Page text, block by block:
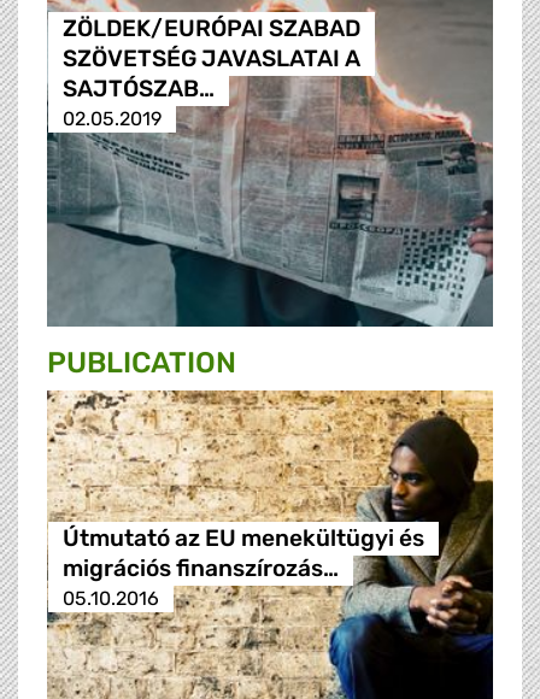
ZÖLDEK/EURÓPAI SZABAD
SZÖVETSÉG JAVASLATAI A
SAJTÓSZAB…
02.05.2019
PUBLICATION
Útmutató az EU menekültügyi és
migrációs finanszírozás…
05.10.2016